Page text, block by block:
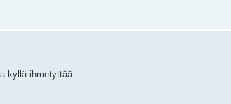
kyllä ihmetyttää.